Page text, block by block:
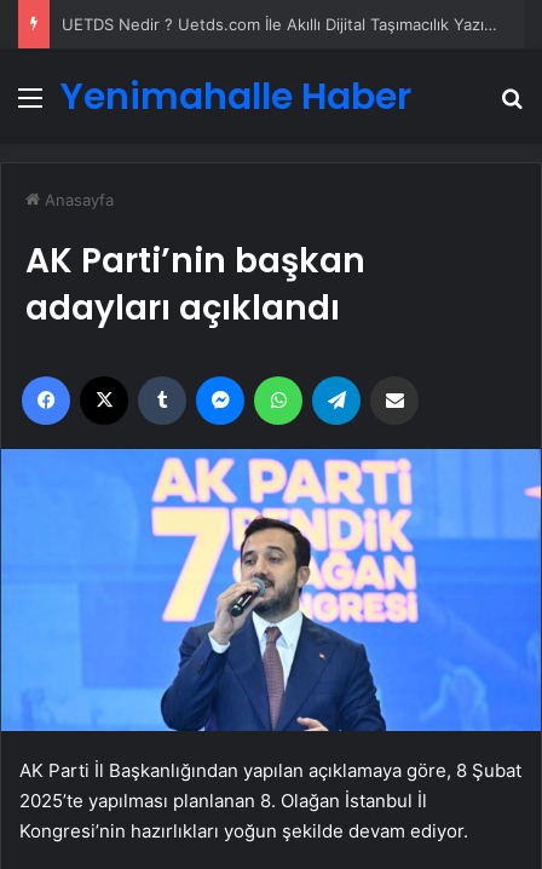
UETDS Nedir ? Uetds.com İle Akıllı Dijital Taşımacılık Yazılımı
Menü
Yenimahalle Haber
Anasayfa
AK Parti’nin başkan
adayları açıklandı
Facebook Tumblr MessengerWhatsApp
AK Parti İl Başkanlığından yapılan açıklamaya göre, 8 Şubat
2025’te yapılması planlanan 8. Olağan İstanbul İl
Kongresi’nin hazırlıkları yoğun şekilde devam ediyor.